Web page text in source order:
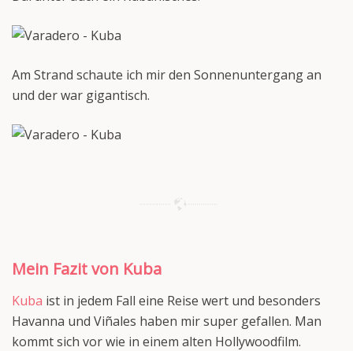
Am Strand schaute ich mir den Sonnenuntergang an
und der war gigantisch.
Mein Fazit von Kuba
Kuba ist in jedem Fall eine Reise wert und besonders
Havanna und Viñales haben mir super gefallen. Man
kommt sich vor wie in einem alten Hollywoodfilm.